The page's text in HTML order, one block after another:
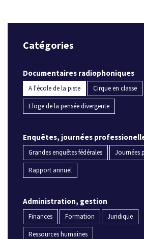
Catégories
Documentaires radiophoniques
A l'école de la piste Cirque en classe
Eloge de la pensée divergente
Enquêtes, journées
Grandes enquêtes fédérales Journées
Rapport annuel
Administration, gestion
Finances Formation Juridique
Ressources humaines